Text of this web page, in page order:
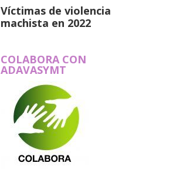
Víctimas de violencia
machista en 2022
COLABORA CON
ADAVASYMT